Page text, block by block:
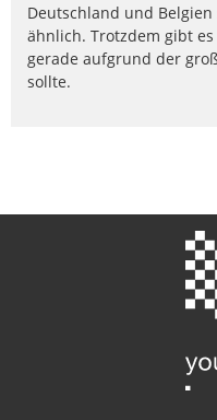
Deutschland und
ähnlich. Trotzdem gibt
gerade aufgrund der
sollte.